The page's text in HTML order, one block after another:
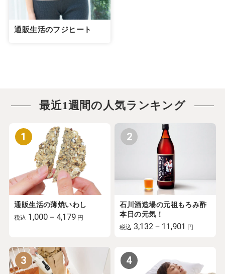
通販生活のフジヒート
最近1週間の人気ランキング
通販生活の薄焼いわし
税込 1,000－4,179 円
1
石川酒造場の元祖もろみ酢
本日の元気！
税込 3,132－11,901 円
2
3 4